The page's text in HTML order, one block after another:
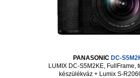
PANASONIC DC-
LUMIX DC-S5M2KE, FullFrame,
készülékváz + Lumix S-